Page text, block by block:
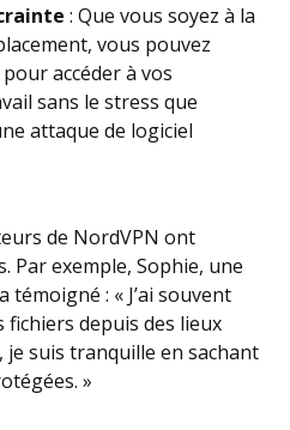
: Que vous soyez à la
vous pouvez
accéder à vos
sans le stress que
attaque de logiciel
de NordVPN ont
Par exemple, Sophie, une
: « J’ai souvent
depuis des lieux
je suis tranquille en sachant
»